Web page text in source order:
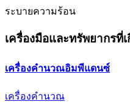
ระบายความร้อน
เครื่องมือและทรัพยากรที่
เครื่องคำนวณอิมพีแดนซ์
เครื่องคำนวณ